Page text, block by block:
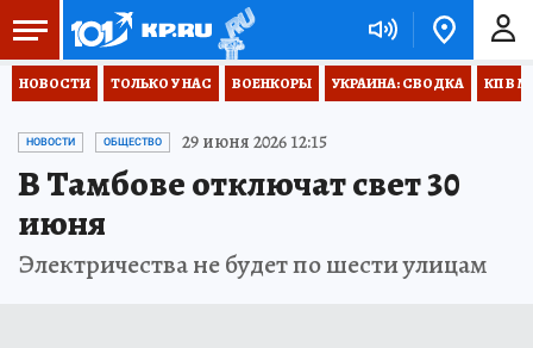
НОВОСТИ ТОЛЬКО У НАС ВОЕНКОРЫ УКРАИНА: СВОДКА КП В
НОВОСТИ ОБЩЕСТВО 29 июня 2026 12:15
В Тамбове отключат свет 30
июня
Электричества не будет по шести улицам